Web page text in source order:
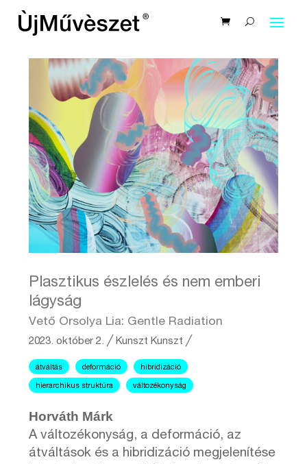
Plasztikus észlelés és nem emberi
lágyság
Vető Orsolya Lia: Gentle Radiation
2023. október 2. ╱Kunszt Kunszt ╱
átváltás deformáció hibridizáció
hierarchikus struktúra változékonyság
Horváth Márk
A változékonyság, a deformáció, az
átváltások és a hibridizáció megjelenítése